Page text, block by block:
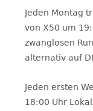
Jeden Montag
von X50 um
zwanglosen
alternativ auf
Jeden ersten
18:00 Uhr